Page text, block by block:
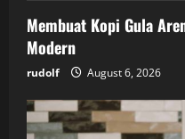
Membuat Kopi Gula
Modern
rudolf August 6, 2026